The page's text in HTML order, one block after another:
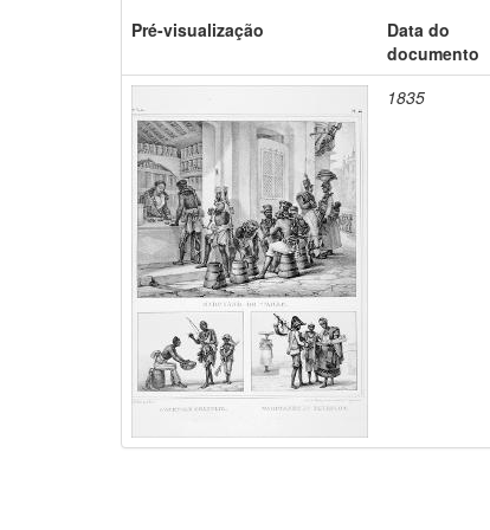
Pré-visualização
Data do
documento
1835